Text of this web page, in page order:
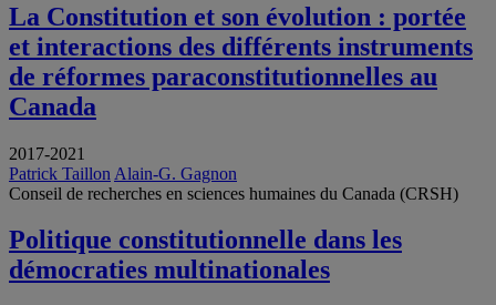
La Constitution et son évolution : portée
et interactions des différents instruments
de réformes paraconstitutionnelles au
Canada
2017-2021
Patrick Taillon Alain-G. Gagnon
Conseil de recherches en sciences humaines du Canada (CRSH)
Politique constitutionnelle dans les
démocraties multinationales